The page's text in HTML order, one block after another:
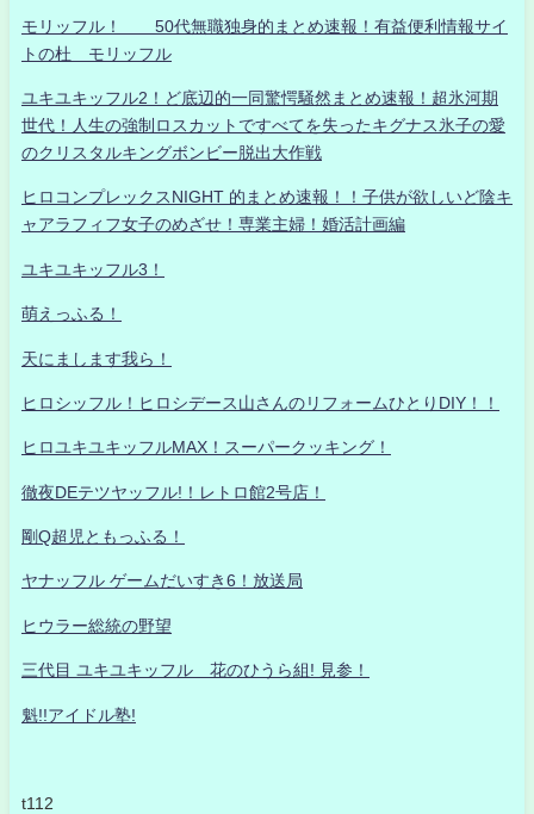
モリッフル！ 50代無職独身的まとめ速報！有益便利情報サイ
トの杜 モリッフル
ユキユキッフル2！ど底辺的一同驚愕騒然まとめ速報！超氷河期
世代！人生の強制ロスカットですべてを失ったキグナス氷子の愛
のクリスタルキングボンビー脱出大作戦
ヒロコンプレックスNIGHT 的まとめ速報！！子供が欲しいど陰キ
ャアラフィフ女子のめざせ！専業主婦！婚活計画編
ユキユキッフル3！
萌えっふる！
天にまします我ら！
ヒロシッフル！ヒロシデース山さんのリフォームひとりDIY！！
ヒロユキユキッフルMAX！スーパークッキング！
徹夜DEテツヤッフル!！レトロ館2号店！
剛Q超児ともっふる！
ヤナッフル ゲームだいすき6！放送局
ヒウラー総統の野望
三代目 ユキユキッフル 花のひうら組! 見参！
魁!!アイドル塾!
t112